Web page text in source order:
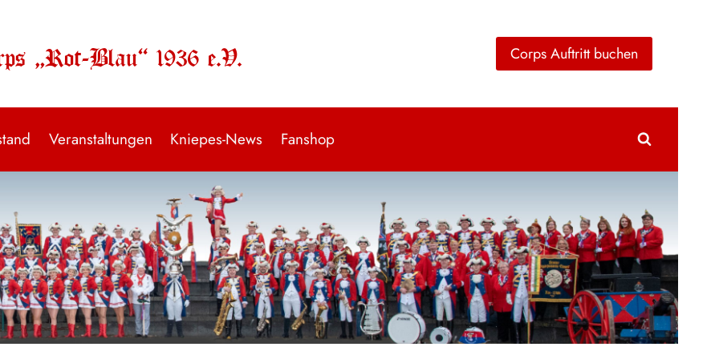
„Rot-Blau“ 1936 e.V. Corps Auftritt buchen
Veranstaltungen Kniepes-News Fanshop